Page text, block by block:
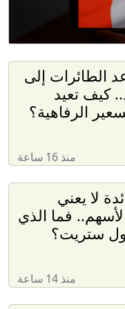
الطائرات إلى
كيف تعيد
الرفاهية؟
منذ 16 ساعة
لا يعني
فما الذي
ستريت؟
منذ 14 ساعة